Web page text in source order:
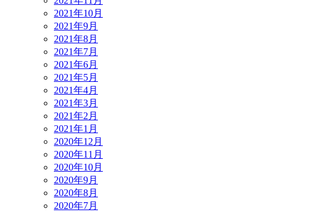
2021年10月
2021年9月
2021年8月
2021年7月
2021年6月
2021年5月
2021年4月
2021年3月
2021年2月
2021年1月
2020年12月
2020年11月
2020年10月
2020年9月
2020年8月
2020年7月